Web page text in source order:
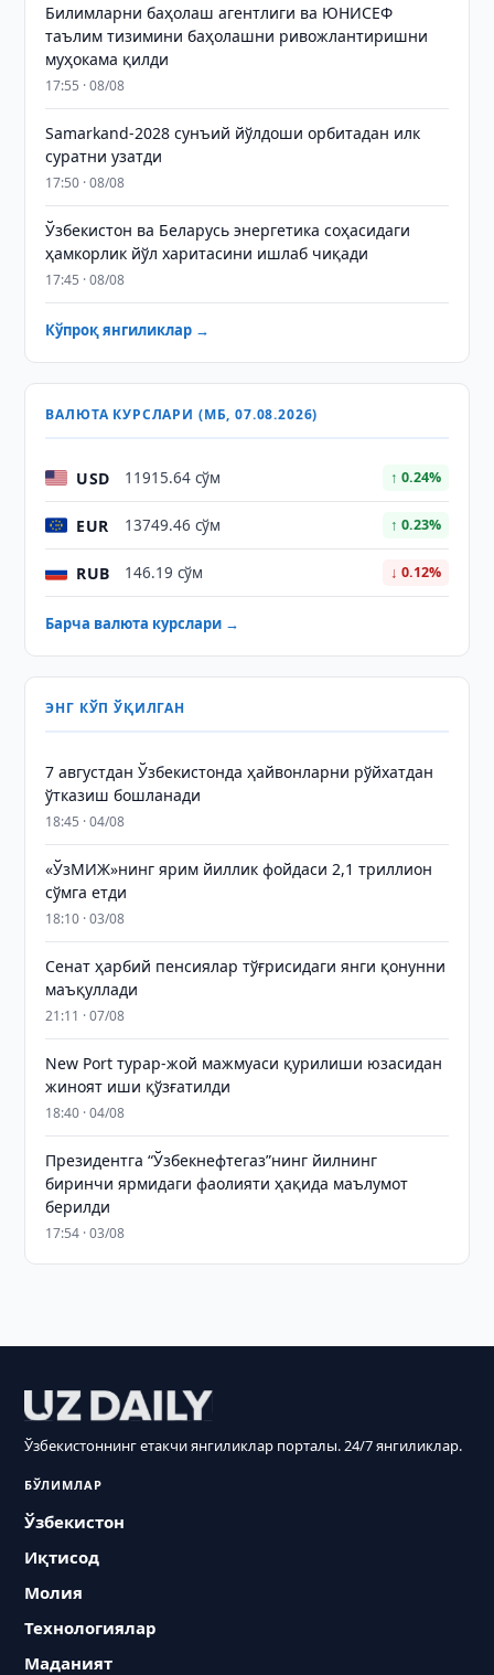
Билимларни баҳолаш агентлиги ва ЮНИСЕФ
таълим тизимини баҳолашни ривожлантиришни
муҳокама қилди
17:55 · 08/08
Samarkand-2028 сунъий йўлдоши орбитадан илк
суратни узатди
17:50 · 08/08
Ўзбекистон ва Беларусь энергетика соҳасидаги
ҳамкорлик йўл харитасини ишлаб чиқади
17:45 · 08/08
Кўпроқ янгиликлар →
ВАЛЮТА КУРСЛАРИ (МБ, 07.08.2026)
USD 11915.64 сўм ↑ 0.24%
EUR 13749.46 сўм ↑ 0.23%
RUB 146.19 сўм ↓ 0.12%
Барча валюта курслари →
ЭНГ КЎП ЎҚИЛГАН
7 августдан Ўзбекистонда ҳайвонларни рўйхатдан
ўтказиш бошланади
18:45 · 04/08
«ЎзМИЖ»нинг ярим йиллик фойдаси 2,1 триллион
сўмга етди
18:10 · 03/08
Сенат ҳарбий пенсиялар тўғрисидаги янги қонунни
маъқуллади
21:11 · 07/08
New Port турар-жой мажмуаси қурилиши юзасидан
жиноят иши қўзғатилди
18:40 · 04/08
Президентга “Ўзбекнефтегаз”нинг йилнинг
биринчи ярмидаги фаолияти ҳақида маълумот
берилди
17:54 · 03/08
Ўзбекистоннинг етакчи янгиликлар порталы. 24/7 янгиликлар.
БЎЛИМЛАР
Ўзбекистон
Иқтисод
Молия
Технологиялар
Маданият